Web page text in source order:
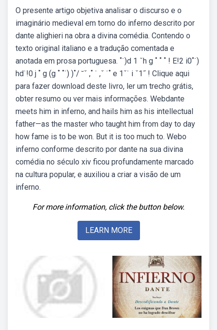
O presente artigo objetiva analisar o discurso e o
imaginário medieval em torno do inferno descrito por
dante alighieri na obra a divina comédia. Contendo o
texto original italiano e a tradução comentada e
anotada em prosa portuguesa. ˚˙)d 1 ˇh g ˚ ˚ ˚ ! E!2 i0˚˙)
hd˙!0 j ˚ g (g ˚ ˚˙) )˚/ ˘ˇ ,˚ ˙ ,ˇ ˙˚ e 1ˇ˙ i ˇ1˝ ! Clique aqui
para fazer download deste livro, ler um trecho grátis,
obter resumo ou ver mais informações. Webdante
meets him in inferno, and hails him as his intellectual
father—as the master who taught him from day to day
how fame is to be won. But it is too much to. Webo
inferno conforme descrito por dante na sua divina
comédia no século xiv ficou profundamente marcado
na cultura popular, e auxiliou a criar a visão de um
inferno.
For more information, click the button below.
LEARN MORE